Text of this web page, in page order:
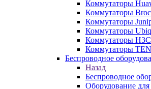
Коммутаторы
Коммутаторы
Коммутаторы
Коммутаторы
Коммутаторы H3C
Коммутаторы
Беспроводное
Назад
Беспроводное
Оборудование для